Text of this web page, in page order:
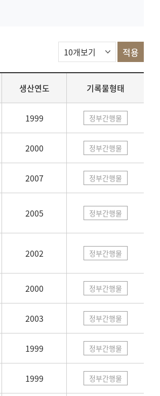
생산연도 기록물형태
1999 정부간행물
2000 정부간행물
2007 정부간행물
2005 정부간행물
2002 정부간행물
2000 정부간행물
2003 정부간행물
1999 정부간행물
1999 정부간행물